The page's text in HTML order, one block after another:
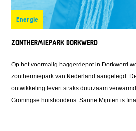
Energie
ZONTHERMIEPARK DORKWERD
Op het voormalig baggerdepot in Dorkwerd
zonthermiepark van Nederland aangelegd.
ontwikkeling levert straks duurzaam
Groningse huishoudens. Sanne Mijnten is